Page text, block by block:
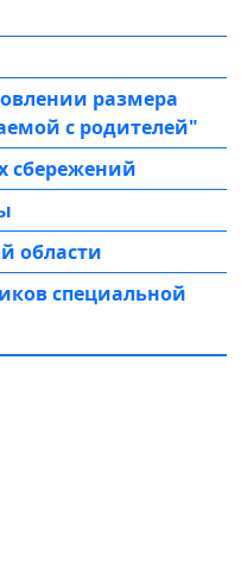
размера
с родителей"
сбережений
области
специальной